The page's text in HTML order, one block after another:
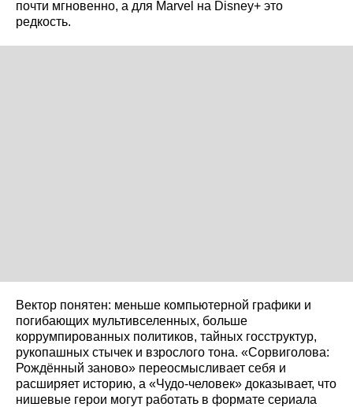
почти мгновенно, а для Marvel на Disney+ это
редкость.
Вектор понятен: меньше компьютерной графики и
погибающих мультивселенных, больше
коррумпированных политиков, тайных госструктур,
рукопашных стычек и взрослого тона. «Сорвиголова:
Рождённый заново» переосмысливает себя и
расширяет историю, а «Чудо‑человек» доказывает, что
нишевые герои могут работать в формате сериала